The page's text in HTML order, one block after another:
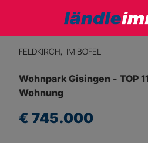
FELDKIRCH, IM BOFEL
Wohnpark Gisingen - TOP
Wohnung
€ 745.000